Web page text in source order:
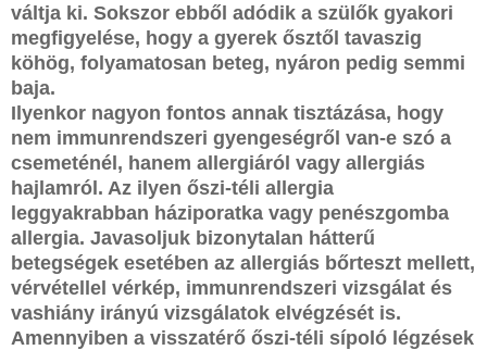
váltja ki. Sokszor ebből adódik a szülők gyakori
megfigyelése, hogy a gyerek ősztől tavaszig
köhög, folyamatosan beteg, nyáron pedig semmi
baja.
Ilyenkor nagyon fontos annak tisztázása, hogy
nem immunrendszeri gyengeségről van-e szó a
csemeténél, hanem allergiáról vagy allergiás
hajlamról. Az ilyen őszi-téli allergia
leggyakrabban háziporatka vagy penészgomba
allergia. Javasoljuk bizonytalan hátterű
betegségek esetében az allergiás bőrteszt mellett,
vérvétellel vérkép, immunrendszeri vizsgálat és
vashiány irányú vizsgálatok elvégzését is.
Amennyiben a visszatérő őszi-téli sípoló légzések